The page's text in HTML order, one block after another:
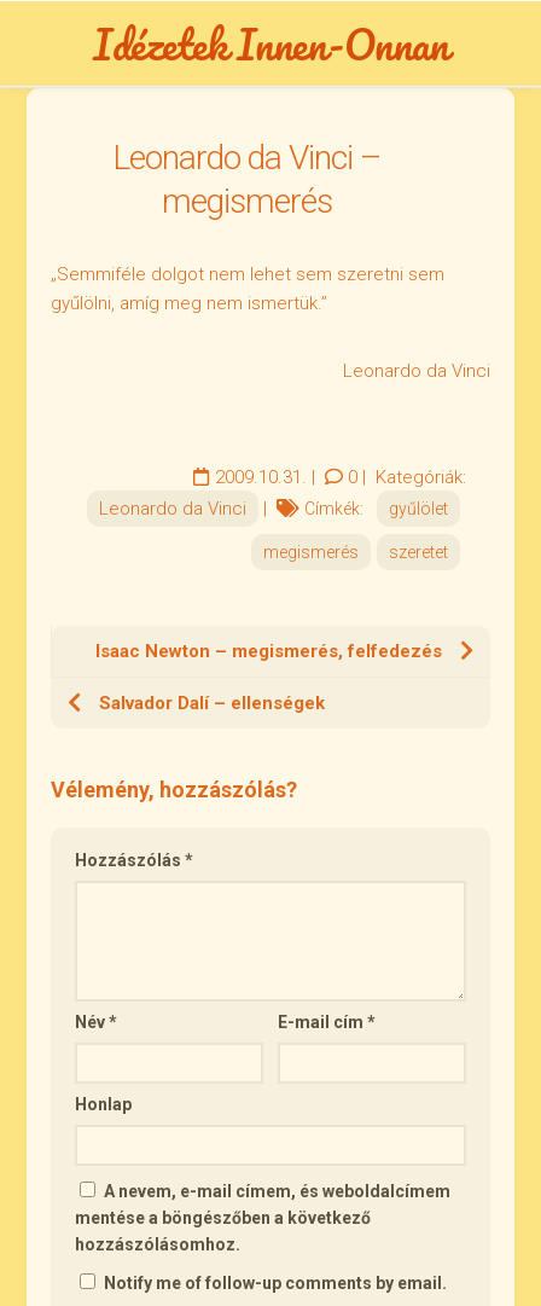
Idézetek Innen-Onnan
Leonardo da Vinci –
megismerés
„Semmiféle dolgot nem lehet sem szeretni sem
gyűlölni, amíg meg nem ismertük.”
Leonardo da Vinci
2009.10.31. | 0| Kategóriák:
Leonardo da Vinci
| Címkék: gyűlölet
megismerés szeretet
Isaac Newton – megismerés, felfedezés
Salvador Dalí – ellenségek
Vélemény, hozzászólás?
Hozzászólás*
Név* E-mail cím*
Honlap
A nevem, e-mail címem, és weboldalcímem
mentése a böngészőben a következő
hozzászólásomhoz.
Notify me of follow-up comments by email.